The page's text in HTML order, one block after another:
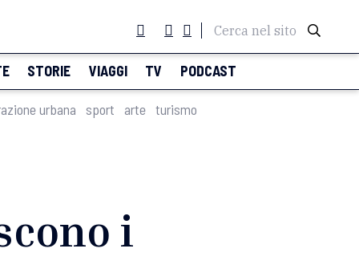
Cerca nel sito
STORIE VIAGGI TV PODCAST
urbana sport arte turismo
i